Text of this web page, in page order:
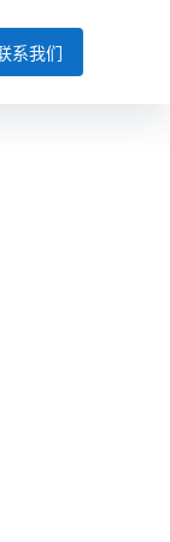
系我们